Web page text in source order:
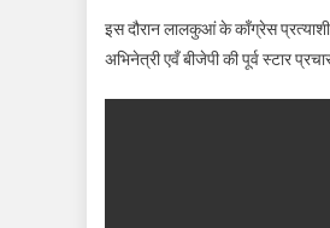
इस दौरान लालकुआं के काँग्रेस प्रत्याशी
अभिनेत्री एवँ बीजेपी की पूर्व स्टार